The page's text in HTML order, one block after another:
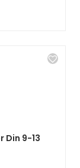
Din 9-13